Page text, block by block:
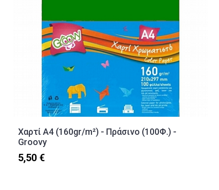
Χαρτί Α4 (160gr/m²) - Πράσινο (100Φ.) -
Groovy
5,50 €